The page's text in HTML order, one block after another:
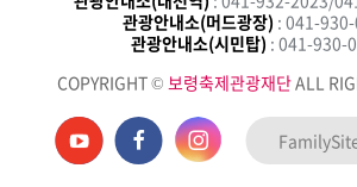
관광안내소(머드광장) : 041-
관광안내소(시민탑) : 041-930-
COPYRIGHT © 보령축제관광재단ALL